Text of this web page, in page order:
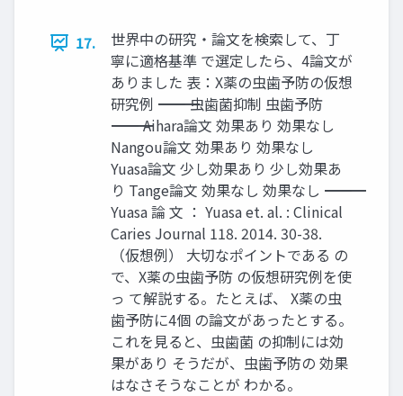
17.
世界中の研究・論文を検索して、丁
寧に適格基準 で選定したら、4論文が
ありました 表：X薬の虫歯予防の仮想
研究例 ――――――――――――――――――――――― 虫歯菌抑制 虫歯予防
――――――――――――――――――――――― Aihara論文 効果あり 効果なし
Nangou論文 効果あり 効果なし
Yuasa論文 少し効果あり 少し効果あ
り Tange論文 効果なし 効果なし ―――――――――――――――――――――――
Yuasa 論 文 ： Yuasa et. al. : Clinical
Caries Journal 118. 2014. 30-38.
（仮想例） 大切なポイントである の
で、X薬の虫歯予防 の仮想研究例を使
っ て解説する。たとえば、 X薬の虫
歯予防に4個 の論文があったとする。
これを見ると、虫歯菌 の抑制には効
果があり そうだが、虫歯予防の 効果
はなさそうなことが わかる。